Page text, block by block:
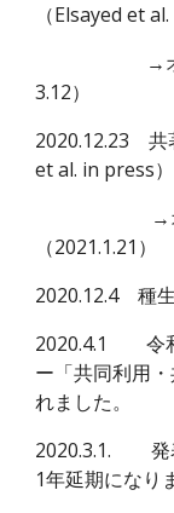
（Elsayed et
→オンライ
3.12）
2020.12.23 共
et al. in press）
→オンラ
（2021.1.21）
2020.12.4 種生
2020.4.1 令和
ー「共同利用
れました。
2020.3.1.
1年延期になり